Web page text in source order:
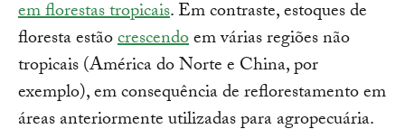
em florestas tropicais. Em contraste, estoques de
floresta estãocrescendoem várias regiões não
tropicais (América do Norte e China, por
exemplo), em consequência de reflorestamento em
áreas anteriormente utilizadas para agropecuária.